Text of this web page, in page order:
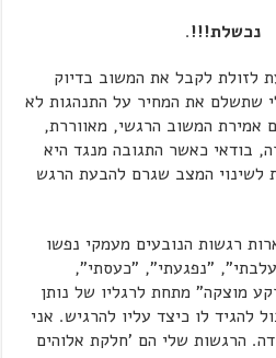
.
לזולת לקבל את המשוב בדיוק
שתשלם את המחיר על התנהגות לא
אמירת המשוב הרגשי, מאווררת,
בודאי כאשר התגובה מנגד היא
לשינוי המצב שגרם להבעת הרגש
רגשות הנובעים מעמקי נפשו
"נפגעתי", "כעסתי",
מוצקה" מתחת לרגליו של נותן
להגיד לו כיצד עליו להרגיש. אני
הרגשות שלי הם 'חלקת אלוהים